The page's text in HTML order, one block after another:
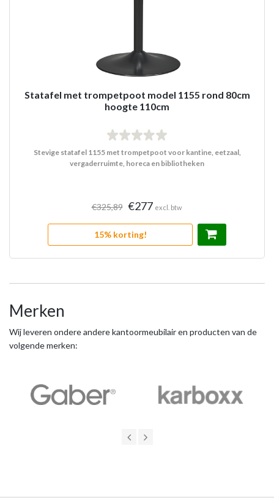
Statafel met trompetpoot model 1155 rond 80cm
hoogte 110cm
Stevige statafel 1155 met trompetpoot voor kantine, eetzaal,
vergaderruimte, horeca en bibliotheken
€325,89 €277 excl. btw
15% korting!
Merken
Wij leveren ondere andere kantoormeubilair en producten van de
volgende merken: